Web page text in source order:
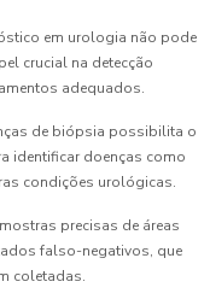
em urologia não pode
crucial na detecção
adequados.
de biópsia possibilita o
identificar doenças como
condições urológicas.
precisas de áreas
falso-negativos, que
coletadas.